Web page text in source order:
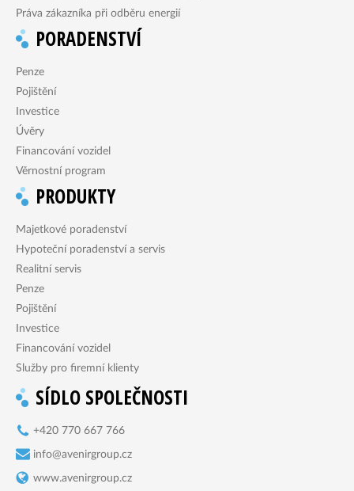
Práva zákazníka při odběru energií
PORADENSTVÍ
Penze
Pojištění
Investice
Úvěry
Financování vozidel
Věrnostní program
PRODUKTY
Majetkové poradenství
Hypoteční poradenství a servis
Realitní servis
Penze
Pojištění
Investice
Financování vozidel
Služby pro firemní klienty
SÍDLO SPOLEČNOSTI
+420 770 667 766
info@avenirgroup.cz
www.avenirgroup.cz